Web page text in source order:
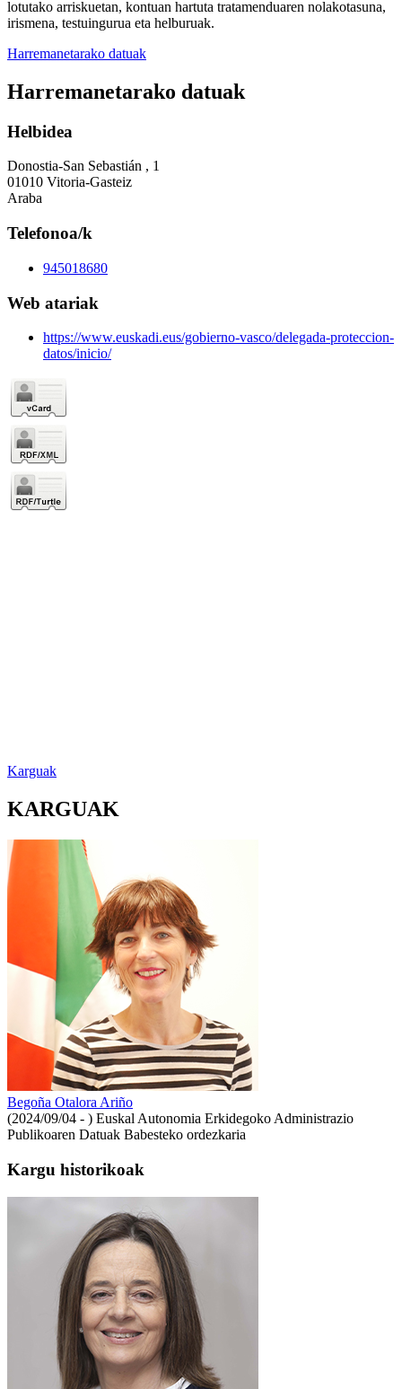
lotutako arriskuetan, kontuan hartuta tratamenduaren nolakotasuna,
irismena, testuingurua eta helburuak.
Harremanetarako datuak
Harremanetarako datuak
Helbidea
Donostia-San Sebastián , 1
01010 Vitoria-Gasteiz
Araba
Telefonoa/k
945018680
Web atariak
https://www.euskadi.eus/gobierno-vasco/delegada-proteccion-
datos/inicio/
Karguak
KARGUAK
Begoña Otalora Ariño
(2024/09/04 - ) Euskal Autonomia Erkidegoko Administrazio
Publikoaren Datuak Babesteko ordezkaria
Kargu historikoak